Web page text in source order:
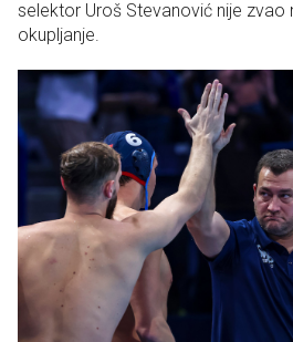
selektor Uroš Stevanović nije zvao
okupljanje.